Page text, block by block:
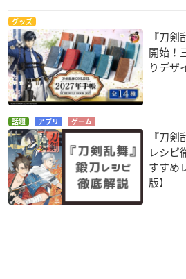
グッズ
『刀
開始！
りデザ
話題 アプリ ゲーム
『刀
レシピ
すすめ
版】